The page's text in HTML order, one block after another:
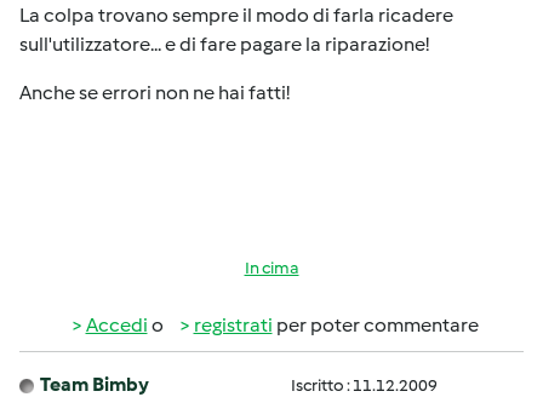
La colpa trovano sempre il modo di farla ricadere
sull'utilizzatore... e di fare pagare la riparazione!
Anche se errori non ne hai fatti!
In cima
Accedi o registrati per poter commentare
Team Bimby Iscritto : 11.12.2009